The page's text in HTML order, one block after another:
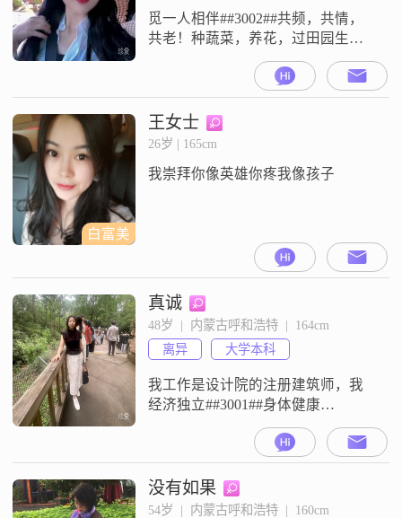
觅一人相伴##3002##共频，共情，
共老！种蔬菜，养花，过田园生活
白富美
王女士
26岁 | 165cm
我崇拜你像英雄你疼我像孩子
真诚
48岁  |  内蒙古呼和浩特  |  164cm
离异
大学本科
我工作是设计院的注册建筑师，我
经济独立##3001##身体健康
##3001##性格开朗，业余练习瑜伽
已有5年时间 ，因此保持着年轻的面
容及优雅的体态 ，希望遇到有缘
人！
没有如果
54岁  |  内蒙古呼和浩特  |  160cm